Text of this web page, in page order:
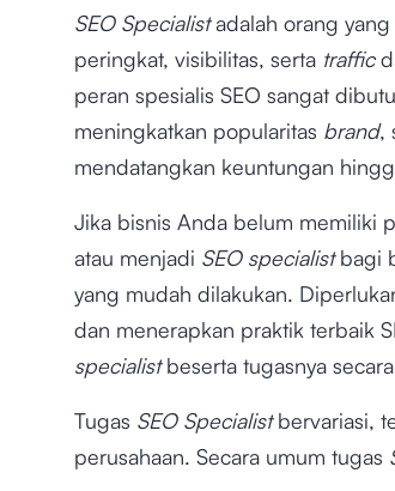
SEO Specialistadalah orang
peringkat, visibilitas, serta traffic
peran spesialis SEO sangat
meningkatkan popularitas brand,
mendatangkan keuntungan
Jika bisnis Anda belum memiliki
atau menjadi SEO specialistbagi
yang mudah dilakukan.
dan menerapkan praktik terbaik
specialistbeserta tugasnya
Tugas SEO Specialistbervariasi,
perusahaan. Secara umum tugas